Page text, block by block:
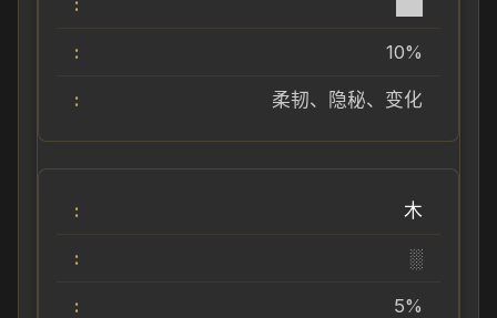
10%
柔韧、隐秘、变化
木
░
5%